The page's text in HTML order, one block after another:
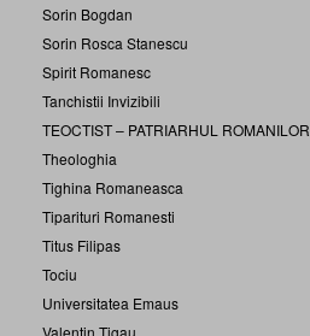
Sorin Bogdan
Sorin Rosca Stanescu
Spirit Romanesc
Tanchistii Invizibili
TEOCTIST – PATRIARHUL ROMANILOR
Theologhia
Tighina Romaneasca
Tiparituri Romanesti
Titus Filipas
Tociu
Universitatea Emaus
Valentin Tigau